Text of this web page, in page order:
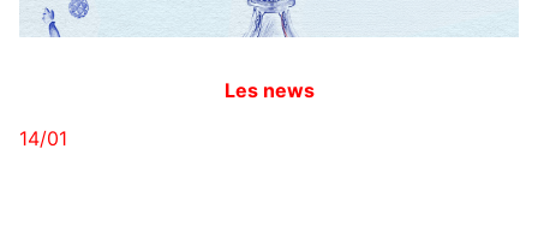
Les news
14/01